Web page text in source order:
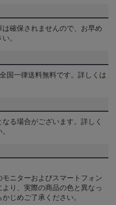
確保されませんので、お早め
。
国一律送料無料です。詳しくは
る場合がございます。詳しく
ニターおよびスマートフォン
り、実際の商品の色と異なっ
じめご了承ください。